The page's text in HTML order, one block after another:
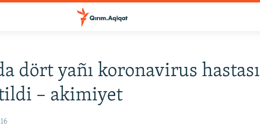
dört yañı koronavirus hastası
– akimiyet